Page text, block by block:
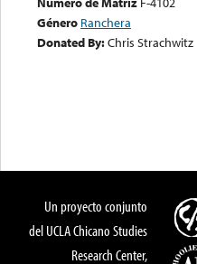
Género Ranchera
Donated By:Chris Strachwitz
Un proyecto conjunto
del UCLA Chicano Studies
Research Center,